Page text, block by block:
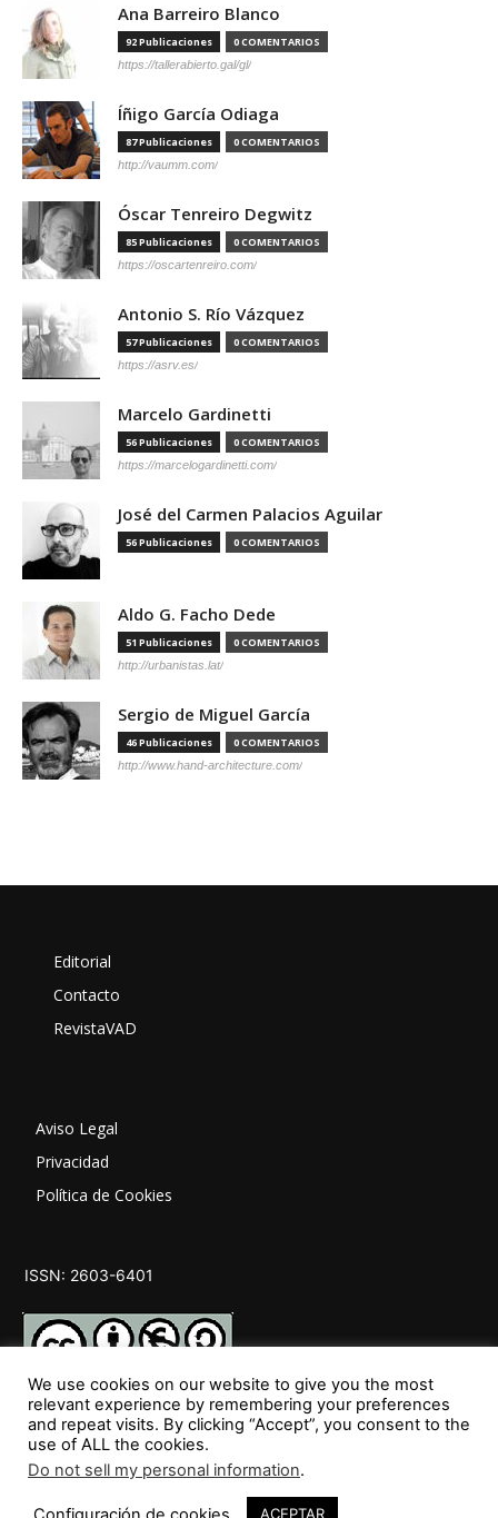
Ana Barreiro Blanco
92 Publicaciones 0 COMENTARIOS
https://tallerabierto.gal/gl/
Íñigo García Odiaga
87 Publicaciones 0 COMENTARIOS
http://vaumm.com/
Óscar Tenreiro Degwitz
85 Publicaciones 0 COMENTARIOS
https://oscartenreiro.com/
Antonio S. Río Vázquez
57 Publicaciones 0 COMENTARIOS
https://asrv.es/
Marcelo Gardinetti
56 Publicaciones 0 COMENTARIOS
https://marcelogardinetti.com/
José del Carmen Palacios Aguilar
56 Publicaciones 0 COMENTARIOS
Aldo G. Facho Dede
51 Publicaciones 0 COMENTARIOS
http://urbanistas.lat/
Sergio de Miguel García
46 Publicaciones 0 COMENTARIOS
http://www.hand-architecture.com/
Editorial
Contacto
RevistaVAD
Aviso Legal
Privacidad
Política de Cookies
ISSN: 2603-6401
SÍGUENOS
We use cookies on our website to give you the most
relevant experience by remembering your preferences
and repeat visits. By clicking “Accept”, you consent to the
use of ALL the cookies.
Do not sell my personal information.
ACEPTAR